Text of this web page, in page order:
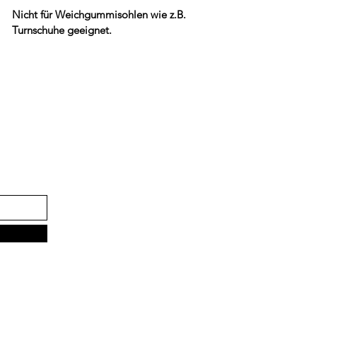
Nicht für Weichgummisohlen wie z.B.
Turnschuhe geeignet.